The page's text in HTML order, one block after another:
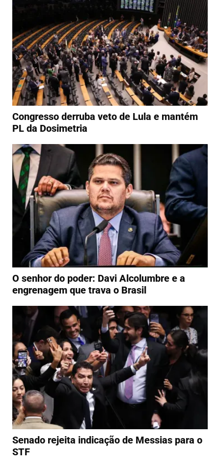
Congresso derruba veto de Lula e mantém
PL da Dosimetria
O senhor do poder: Davi Alcolumbre e a
engrenagem que trava o Brasil
Senado rejeita indicação de Messias para o
STF